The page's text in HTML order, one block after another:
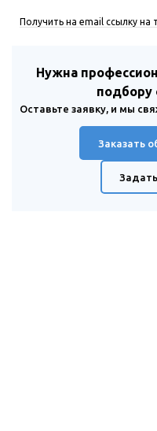
Получить на email ссылку на
Нужна
подбору
Оставьте заявку, и мы
Заказать